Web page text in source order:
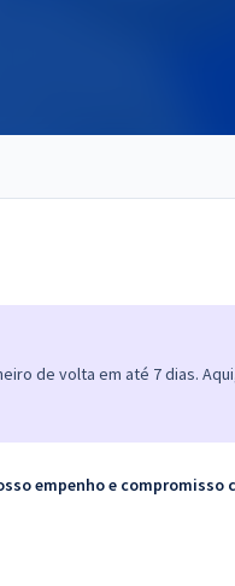
de volta em até 7 dias.
empenho e compromisso